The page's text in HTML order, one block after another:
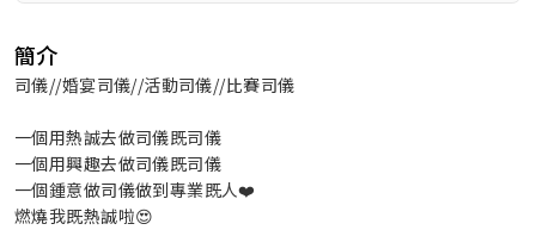
簡介
司儀//婚宴司儀//活動司儀//比賽司儀
一個用熱誠去做司儀既司儀
一個用興趣去做司儀既司儀
一個鍾意做司儀做到專業既人❤️
燃燒我既熱誠啦😍